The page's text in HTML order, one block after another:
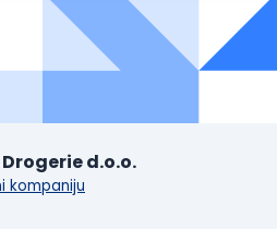
d.o.o.
kompaniju